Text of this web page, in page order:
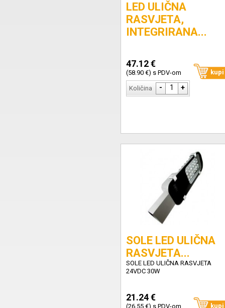
LED ULIČNA
RASVJETA,
INTEGRIRANA...
47.12 €
(58.90 €) s PDV-om
Količina - 1 +
kupi
SOLE LED ULIČNA
RASVJETA...
SOLE LED ULIČNA RASVJETA
24VDC 30W
21.24 €
(26.55 €) s PDV-om kupi